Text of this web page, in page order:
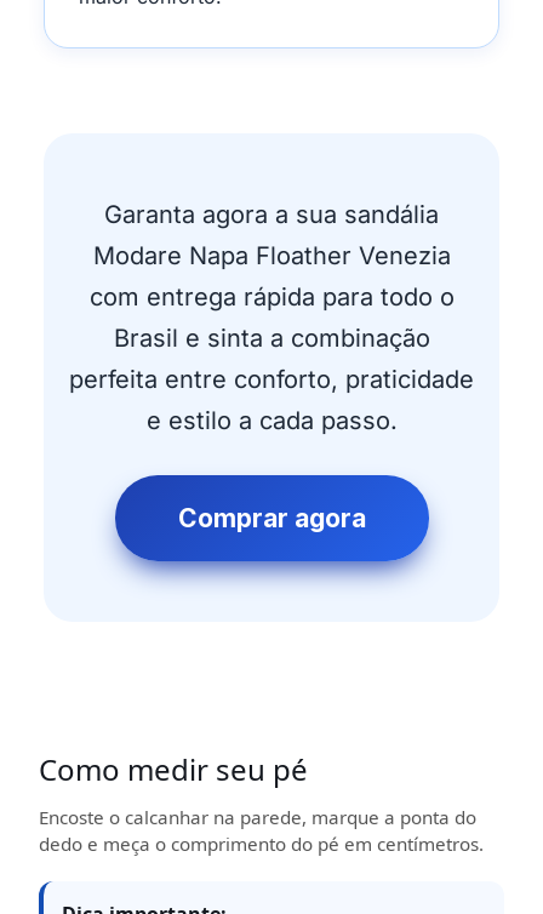
Garanta agora a sua sandália
Modare Napa Floather Venezia
com entrega rápida para todo o
Brasil e sinta a combinação
perfeita entre conforto, praticidade
e estilo a cada passo.
Comprar agora
Como medir seu pé
Encoste o calcanhar na parede, marque a ponta do
dedo e meça o comprimento do pé em centímetros.